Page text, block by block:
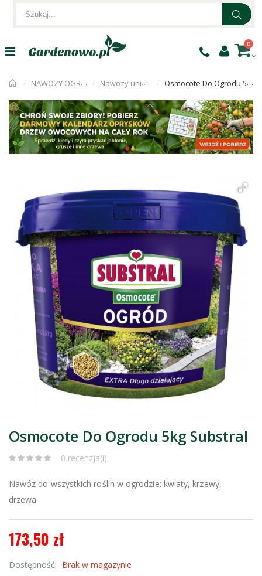
0
NAWOZY OGRODNICZE Nawozy uniwersalne Osmocote Do Ogrodu 5kg Substral
Osmocote Do Ogrodu 5kg Substral
0 recenzja(i)
Nawóz do wszystkich roślin w ogrodzie: kwiaty, krzewy,
drzewa.
173,50 zł
Dostępność: Brak w magazynie